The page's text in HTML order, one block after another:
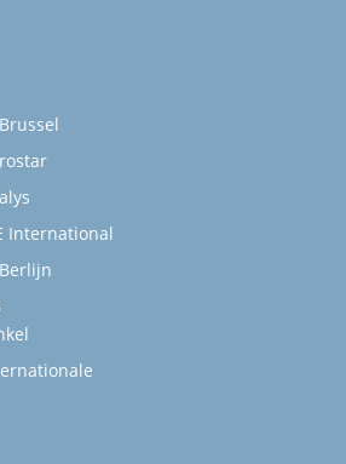
International